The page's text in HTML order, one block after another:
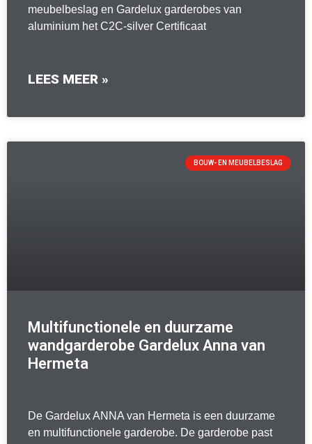
meubelbeslag en Gardelux garderobes van
aluminium het C2C-silver Certificaat
LEES MEER »
BOUW- EN MEUBELBESLAG
Multifunctionele en duurzame
wandgarderobe Gardelux Anna van
Hermeta
De Gardelux ANNA van Hermeta is een duurzame
en multifunctionele garderobe. De garderobe past